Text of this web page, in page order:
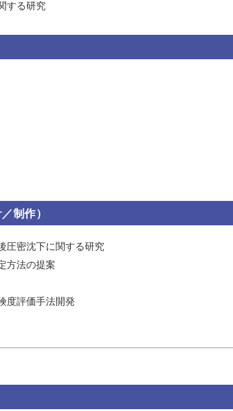
する研究
制作）
圧密沈下に関する研究
方法の提案
度評価手法開発